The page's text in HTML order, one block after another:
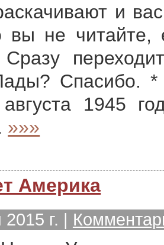
и
вы не читайте,
Сразу
Спасибо.
1945
»»»
Америка
г. |